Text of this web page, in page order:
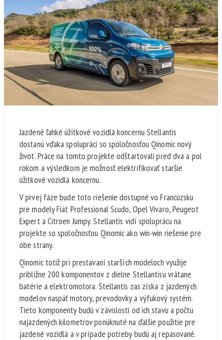
Jazdené ľahké úžitkové vozidlá koncernu Stellantis
dostanú vďaka spolupráci so spoločnosťou Qinomic nový
život. Práce na tomto projekte odštartovali pred dva a pol
rokom a výsledkom je možnosť elektrifikovať staršie
úžitkové vozidlá koncernu.
V prvej fáze bude toto riešenie dostupné vo Francúzsku
pre modely Fiat Professional Scudo, Opel Vivaro, Peugeot
Expert a Citroen Jumpy. Stellantis vidí spoluprácu na
projekte so spoločnosťou Qinomic ako win-win riešenie pre
obe strany.
Qinomic totiž pri prestavaní starších modeloch využije
približne 200 komponentov z dielne Stellantisu vrátane
batérie a elektromotora. Stellantis zas získa z jazdených
modelov naspäť motory, prevodovky a výfukový systém.
Tieto komponenty budú v závislosti od ich stavu a počtu
najazdených kilometrov ponúknuté na ďalšie použitie pre
jazdené vozidlá a v prípade potreby budú aj repasované.